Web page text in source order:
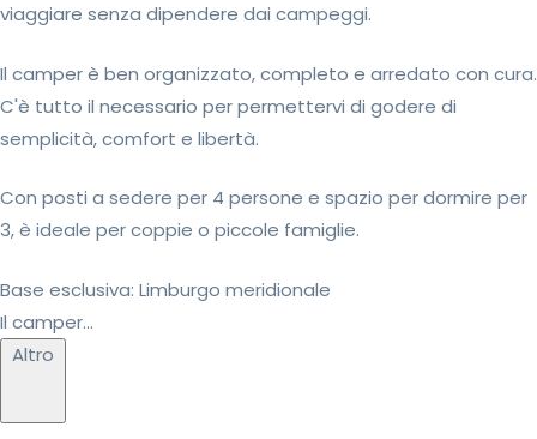
viaggiare senza dipendere dai campeggi.
Il camper è ben organizzato, completo e arredato con cura.
C'è tutto il necessario per permettervi di godere di
semplicità, comfort e libertà.
Con posti a sedere per 4 persone e spazio per dormire per
3, è ideale per coppie o piccole famiglie.
Base esclusiva: Limburgo meridionale
Il camper...
Altro